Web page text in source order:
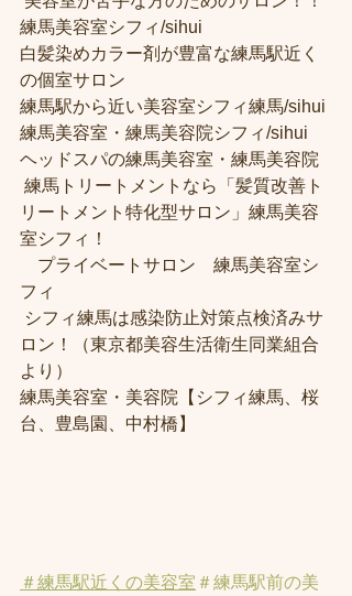
練馬美容室シフィ/sihui
白髪染めカラー剤が豊富な練馬駅近く
の個室サロン
練馬駅から近い美容室シフィ練馬/sihui
練馬美容室・練馬美容院シフィ/sihui
ヘッドスパの練馬美容室・練馬美容院
リートメント特化型サロン」練馬美容
室シフィ！
プライベートサロン　練馬美容室シ
フィ
ロン！（東京都美容生活衛生同業組合
より）
練馬美容室・美容院【シフィ練馬、桜
台、豊島園、中村橋】
＃練馬駅近くの美容室 ＃練馬駅前の美